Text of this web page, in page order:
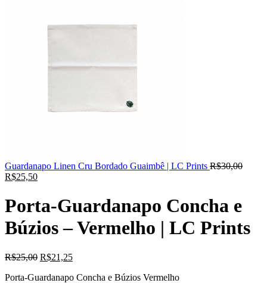
Guardanapo Linen Cru Bordado Guaimbê | LC Prints R$30,00
R$25,50
Porta-Guardanapo Concha e
Búzios – Vermelho | LC Prints
R$25,00 R$21,25
Porta-Guardanapo Concha e Búzios Vermelho